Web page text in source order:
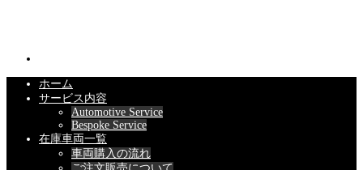
ホーム
サービス内容
Automotive Service
Bespoke Service
在庫車両一覧
車両購入の流れ